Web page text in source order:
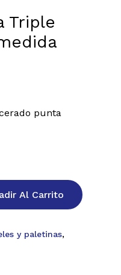
Triple
punta
Al Carrito
y paletinas,